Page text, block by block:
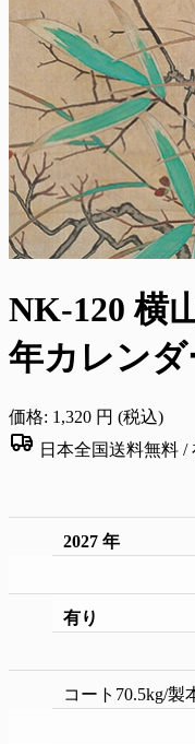
NK-120 横
年カレンダ
価格: 1,320 円 (税込)
日本全国送料無料 /
2027 年
有り
コート70.5kg/製